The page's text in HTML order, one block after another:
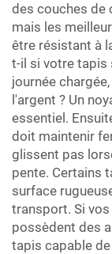
des couches de
mais les
être résistant à
t-il si votre tapis
journée
l'argent ? Un
essentiel.
doit maintenir
glissent pas
pente. Certains
surface
transport. Si
possèdent des
tapis capable